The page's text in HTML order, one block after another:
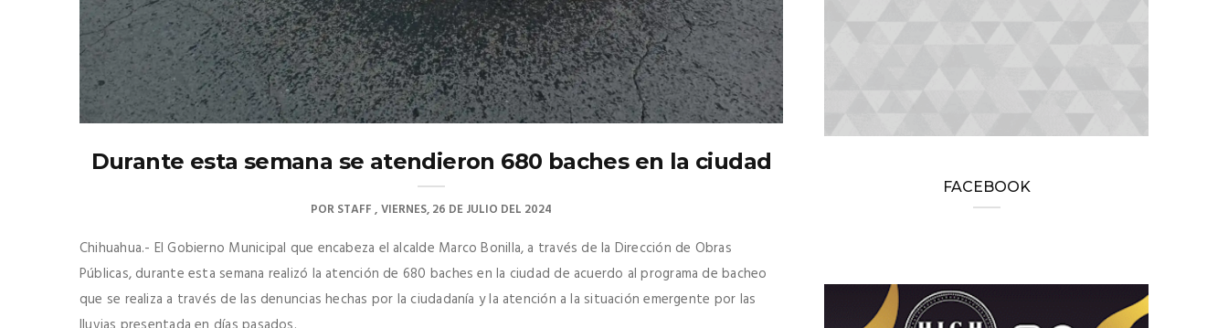
Durante esta semana se atendieron 680 baches en la ciudad
PORSTAFF VIERNES, 26 DE JULIO DEL 2024
Chihuahua.- El Gobierno Municipal que encabeza el alcalde Marco Bonilla, a través de la Dirección de Obras
Públicas, durante esta semana realizó la atención de 680 baches en la ciudad de acuerdo al programa de bacheo
que se realiza a través de las denuncias hechas por la ciudadanía y la atención a la situación emergente por las
FACEBOOK